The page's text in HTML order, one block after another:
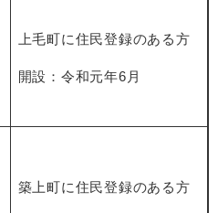
上毛町に住民登録のある方
開設：令和元年6月
築上町に住民登録のある方